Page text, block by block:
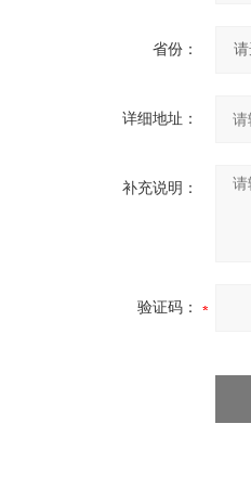
省份：
详细地址：
补充说明：
验证码：